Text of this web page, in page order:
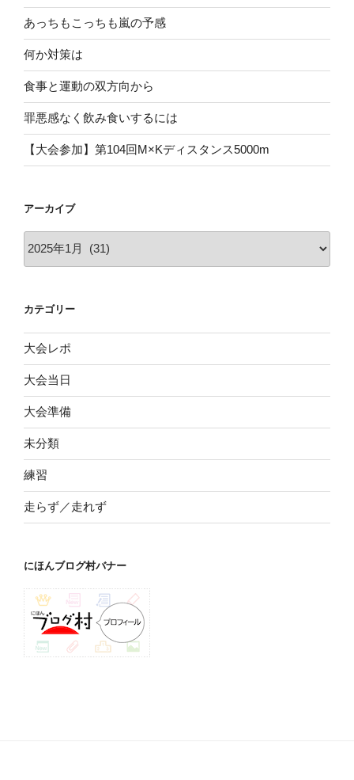
あっちもこっちも嵐の予感
何か対策は
食事と運動の双方向から
罪悪感なく飲み食いするには
【大会参加】第104回M×Kディスタンス5000m
アーカイブ
ブ
カテゴリー
大会レポ
大会当日
大会準備
未分類
練習
走らず／走れず
にほんブログ村バナー